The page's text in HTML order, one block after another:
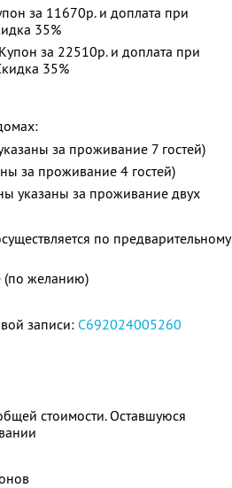
за 11670р. и доплата при
35%
за 22510р. и доплата при
35%
за проживание 7 гостей)
за проживание 4 гостей)
указаны за проживание двух
по предварительному
(по желанию)
записи: С692024005260
стоимости. Оставшуюся